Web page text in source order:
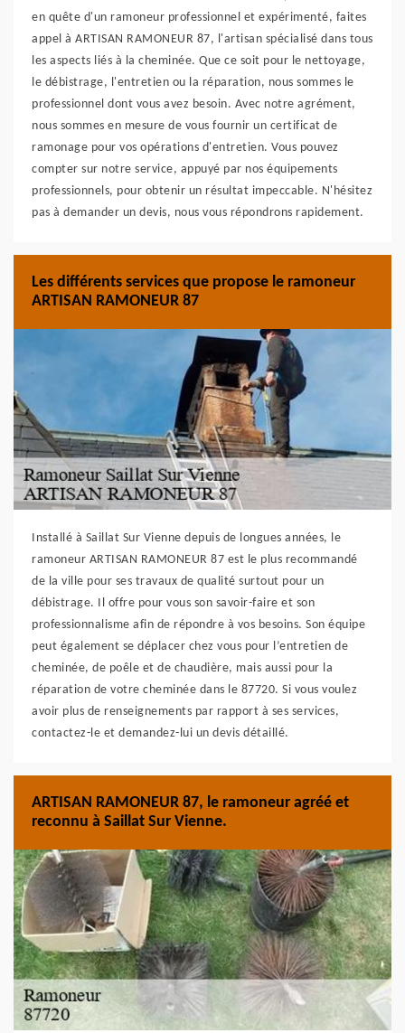
en quête d'un ramoneur professionnel et expérimenté, faites
appel à ARTISAN RAMONEUR 87, l'artisan spécialisé dans tous
les aspects liés à la cheminée. Que ce soit pour le nettoyage,
le débistrage, l'entretien ou la réparation, nous sommes le
professionnel dont vous avez besoin. Avec notre agrément,
nous sommes en mesure de vous fournir un certificat de
ramonage pour vos opérations d'entretien. Vous pouvez
compter sur notre service, appuyé par nos équipements
professionnels, pour obtenir un résultat impeccable. N'hésitez
pas à demander un devis, nous vous répondrons rapidement.
Les différents services que propose le ramoneur
ARTISAN RAMONEUR 87
Installé à Saillat Sur Vienne depuis de longues années, le
ramoneur ARTISAN RAMONEUR 87 est le plus recommandé
de la ville pour ses travaux de qualité surtout pour un
débistrage. Il offre pour vous son savoir-faire et son
professionnalisme afin de répondre à vos besoins. Son équipe
peut également se déplacer chez vous pour l’entretien de
cheminée, de poêle et de chaudière, mais aussi pour la
réparation de votre cheminée dans le 87720. Si vous voulez
avoir plus de renseignements par rapport à ses services,
contactez-le et demandez-lui un devis détaillé.
ARTISAN RAMONEUR 87, le ramoneur agréé et
reconnu à Saillat Sur Vienne.